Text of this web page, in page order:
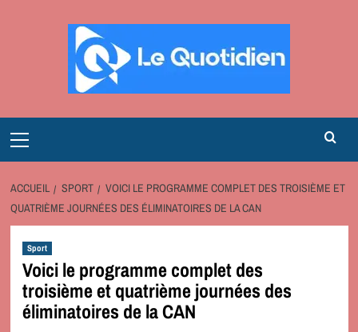
Menu
ACCUEIL SPORT
VOICI LE PROGRAMME COMPLET DES TROISIÈME ET
QUATRIÈME JOURNÉES DES ÉLIMINATOIRES DE LA CAN
Sport
Voici le programme complet des
troisième et quatrième journées des
éliminatoires de la CAN